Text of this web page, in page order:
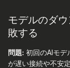
モデルのダ
敗する
問題: 初回のAIモデ
が遅い接続や不安